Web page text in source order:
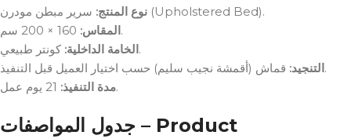
نوع المنتج: سرير مبطن مودرن (Upholstered Bed).
المقاس:160 × 200 سم.
الخامة الداخلية:كونتر طبيعي.
التنجيد:قماش (أقمشة نجيب سليم) حسب اختيار العميل قبل التنفيذ.
مدة التنفيذ:21 يوم عمل.
جدول المواصفات – Product